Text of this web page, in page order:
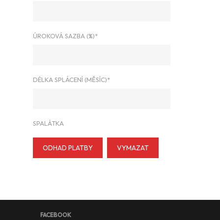
ÚROKOVÁ SAZBA (%)*
DÉLKA SPLÁCENÍ (MĚSÍC)*
SPALÁTKA
ODHAD PLATBY VYMAZAT
FACEBOOK